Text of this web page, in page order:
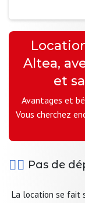
Altea,
et
Avantages et
Vous cherchez
Pas de
La location se fait